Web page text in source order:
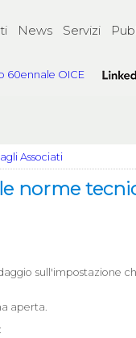
News Servizi
60ennale OICE
Associati
norme
sull'impostazione
aperta.